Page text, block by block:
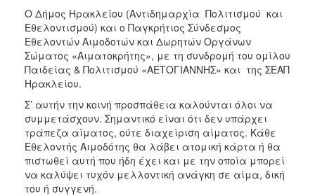
O Δήμος Ηρακλείου (Αντιδημαρχία Πολιτισμού και
Εθελοντισμού) και ο Παγκρήτιος Σύνδεσμος
Εθελοντών Αιμοδοτών και Δωρητών Οργάνων
Σώματος «Αιματοκρήτης», με τη συνδρομή του ομίλου
Παιδείας & Πολιτισμού «ΑΕΤΟΓΙΑΝΝΗΣ» και της ΣΕΑΠ
Ηρακλείου.
Σ’ αυτήν την κοινή προσπάθεια καλούνται όλοι να
συμμετάσχουν. Σημαντικό είναι ότι δεν υπάρχει
τράπεζα αίματος, ούτε διαχείριση αίματος. Κάθε
Εθελοντής Αιμοδότης θα λάβει ατομική κάρτα ή θα
πιστωθεί αυτή που ήδη έχει και με την οποία μπορεί
να καλύψει τυχόν μελλοντική ανάγκη σε αίμα, δική
του ή συγγενή.